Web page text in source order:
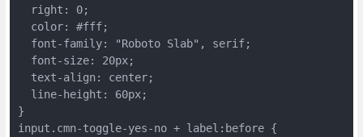
  right: 0;
  color: #fff;
  font-family: "Roboto Slab", serif;
  font-size: 20px;
  text-align: center;
  line-height: 60px;
}
input.cmn-toggle-yes-no + label:before {